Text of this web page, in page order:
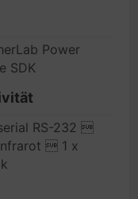
Power
SDK
RS-232 
 1 x